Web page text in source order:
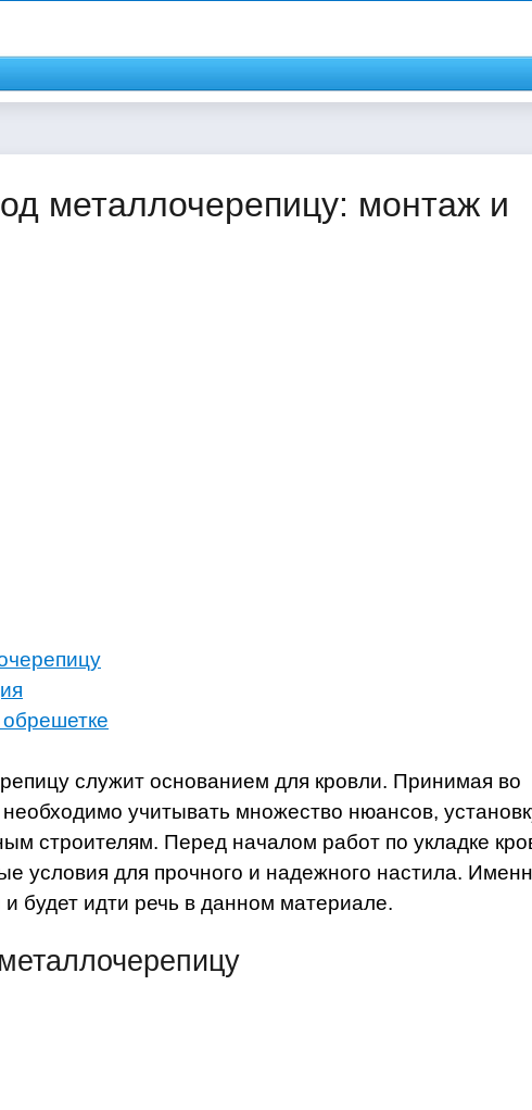
металлочерепицу: монтаж и
служит основанием для кровли. Принимая во
учитывать множество нюансов,
строителям. Перед началом работ по укладке
условия для прочного и надежного настила.
будет идти речь в данном материале.